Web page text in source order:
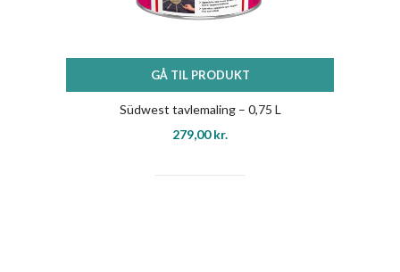
GÅ TIL PRODUKT
Südwest tavlemaling – 0,75 L
279,00kr.